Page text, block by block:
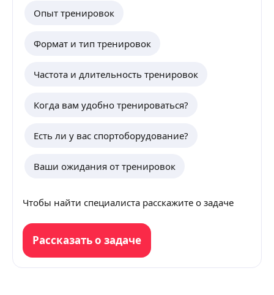
Опыт тренировок
Формат и тип тренировок
Частота и длительность тренировок
Когда вам удобно тренироваться?
Есть ли у вас спортоборудование?
Ваши ожидания от тренировок
Чтобы найти специалиста расскажите о задаче
Рассказать о задаче